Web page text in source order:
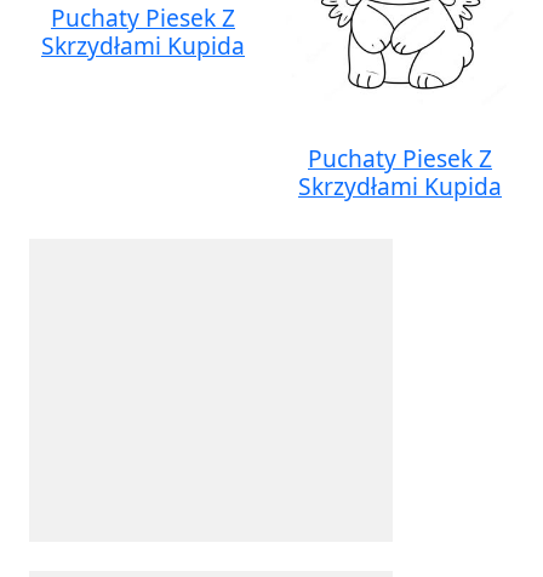
Puchaty Piesek Z
Skrzydłami Kupida
Puchaty Piesek Z
Skrzydłami Kupida